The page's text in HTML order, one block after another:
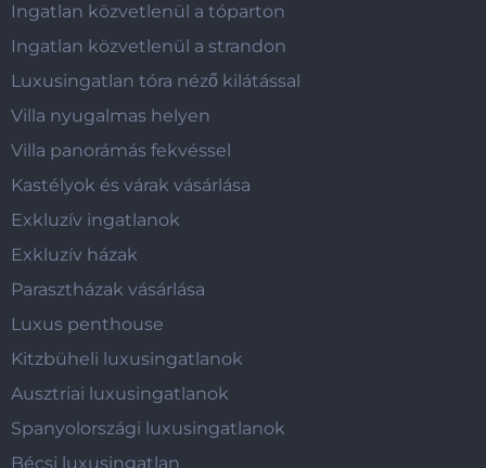
Ingatlan közvetlenül a tóparton
Ingatlan közvetlenül a strandon
Luxusingatlan tóra néző kilátással
Villa nyugalmas helyen
Villa panorámás fekvéssel
Kastélyok és várak vásárlása
Exkluzív ingatlanok
Exkluzív házak
Parasztházak vásárlása
Luxus penthouse
Kitzbüheli luxusingatlanok
Ausztriai luxusingatlanok
Spanyolországi luxusingatlanok
Bécsi luxusingatlan